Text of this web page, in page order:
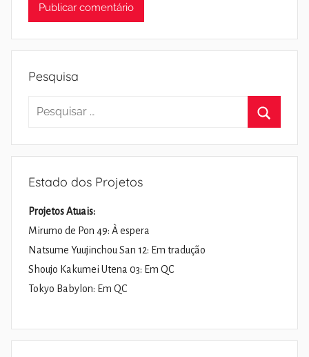
Pesquisa
Pesquisar
Estado dos Projetos
Projetos Atuais:
Mirumo de Pon 49: À espera
Natsume Yuujinchou San 12: Em tradução
Shoujo Kakumei Utena 03: Em QC
Tokyo Babylon: Em QC